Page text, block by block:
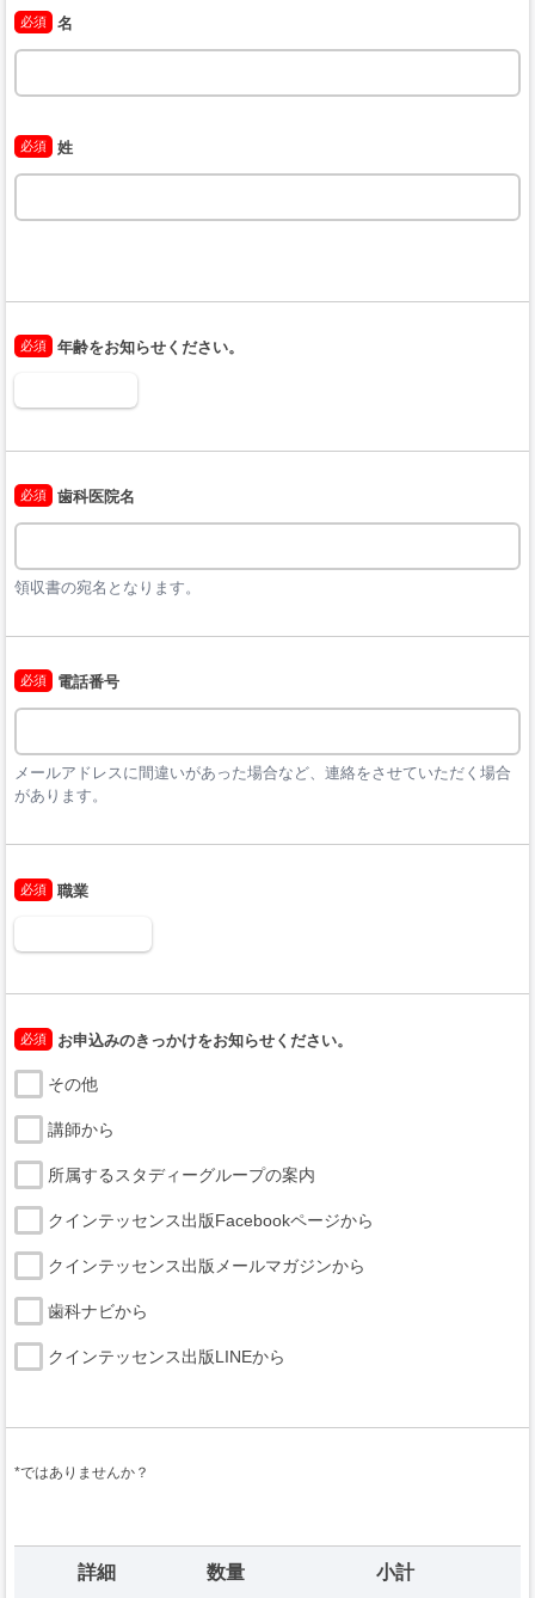
必須 名
必須 姓
必須 年齢をお知らせください。
必須 歯科医院名
領収書の宛名となります。
必須 電話番号
メールアドレスに間違いがあった場合など、連絡をさせていただく場合
があります。
必須 職業
必須 お申込みのきっかけをお知らせください。
その他
講師から
所属するスタディーグループの案内
クインテッセンス出版Facebookページから
クインテッセンス出版メールマガジンから
歯科ナビから
クインテッセンス出版LINEから
*ではありませんか？
詳細 数量 小計